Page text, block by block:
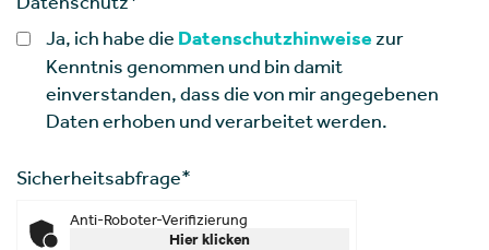
Ja, ich habe die Datenschutzhinweisezur
Kenntnis genommen und bin damit
einverstanden, dass die von mir angegebenen
Daten erhoben und verarbeitet werden.
Sicherheitsabfrage*
Anti-Roboter-Verifizierung
Hier klicken